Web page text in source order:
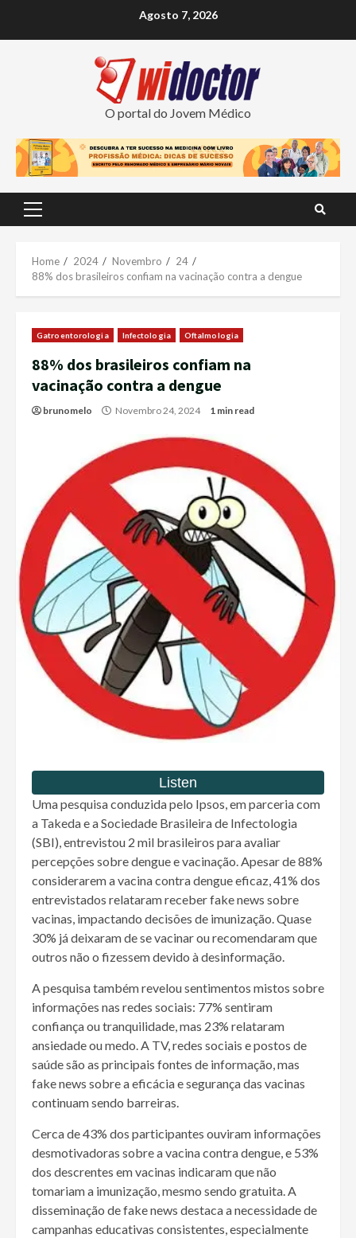
Agosto 7, 2026
O portal do Jovem Médico
Primary
Home 2024 Novembro
24
88% dos brasileiros confiam na vacinação contra a dengue
Gatroentorologia Infectologia Oftalmologia
88% dos brasileiros confiam na
vacinação contra a dengue
brunomelo Novembro 24, 2024 1 min read
Uma pesquisa conduzida pelo Ipsos, em parceria com
a Takeda e a Sociedade Brasileira de Infectologia
(SBI), entrevistou 2 mil brasileiros para avaliar
percepções sobre dengue e vacinação. Apesar de 88%
considerarem a vacina contra dengue eficaz, 41% dos
entrevistados relataram receber fake news sobre
vacinas, impactando decisões de imunização. Quase
30% já deixaram de se vacinar ou recomendaram que
outros não o fizessem devido à desinformação.
A pesquisa também revelou sentimentos mistos sobre
informações nas redes sociais: 77% sentiram
confiança ou tranquilidade, mas 23% relataram
ansiedade ou medo. A TV, redes sociais e postos de
saúde são as principais fontes de informação, mas
fake news sobre a eficácia e segurança das vacinas
continuam sendo barreiras.
Cerca de 43% dos participantes ouviram informações
desmotivadoras sobre a vacina contra dengue, e 53%
dos descrentes em vacinas indicaram que não
tomariam a imunização, mesmo sendo gratuita. A
disseminação de fake news destaca a necessidade de
campanhas educativas consistentes, especialmente